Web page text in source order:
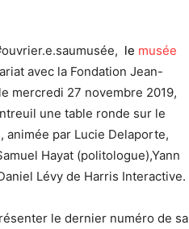
le musée
avec la Fondation Jean-
mercredi 27 novembre 2019,
une table ronde sur le
animée par Lucie Delaporte,
Hayat (politologue),Yann
Lévy de Harris Interactive.
le dernier numéro de sa